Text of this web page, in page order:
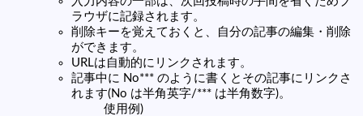
ラウザに記録されます。
削除キーを覚えておくと、自分の記事の編集・削除
ができます。
URLは自動的にリンクされます。
記事中に No*** のように書くとその記事にリンクさ
れます(No は半角英字/*** は半角数字)。
使用例)